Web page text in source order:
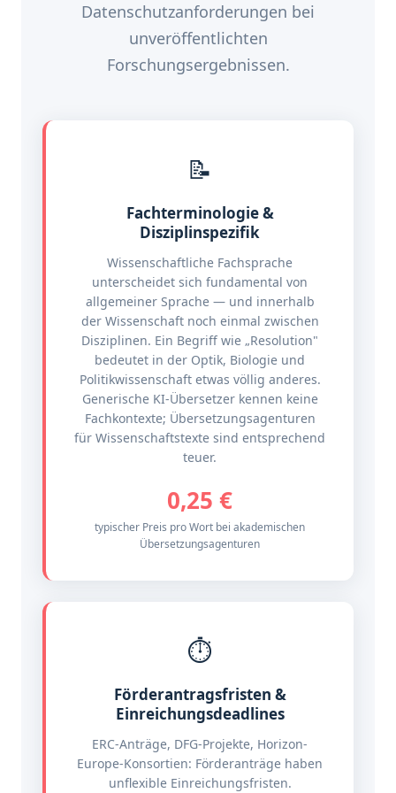
Datenschutzanforderungen bei
unveröffentlichten
Forschungsergebnissen.
📝
Fachterminologie &
Disziplinspezifik
Wissenschaftliche Fachsprache
unterscheidet sich fundamental von
allgemeiner Sprache — und innerhalb
der Wissenschaft noch einmal zwischen
Disziplinen. Ein Begriff wie „Resolution"
bedeutet in der Optik, Biologie und
Politikwissenschaft etwas völlig anderes.
Generische KI-Übersetzer kennen keine
Fachkontexte; Übersetzungsagenturen
für Wissenschaftstexte sind entsprechend
teuer.
0,25 €
typischer Preis pro Wort bei akademischen
Übersetzungsagenturen
⏱️
Förderantragsfristen &
Einreichungsdeadlines
ERC-Anträge, DFG-Projekte, Horizon-
Europe-Konsortien: Förderanträge haben
unflexible Einreichungsfristen.